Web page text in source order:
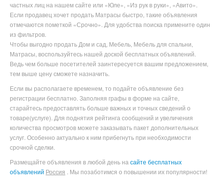
частных лиц на нашем сайте или «Юле», «Из рук в руки», «Авито».
Если продавец хочет продать Матрасы быстро, такие объявления
отмечаются пометкой «Срочно». Для удобства поиска примените один
из фильтров.
Чтобы выгодно продать Дом и сад, Мебель, Мебель для спальни,
Матрасы , воспользуйтесь нашей доской бесплатных объявлений.
Ведь чем больше посетителей заинтересуется вашим предложением,
тем выше цену сможете назначить.
Если вы располагаете временем, то подайте объявление без
регистрации бесплатно. Заполняя графы в форме на сайте,
старайтесь предоставлять больше важных и точных сведений о
товаре(услуге). Для поднятия рейтинга сообщений и увеличения
количества просмотров можете заказывать пакет дополнительных
услуг. Особенно актуально к ним прибегнуть при необходимости
срочной сделки.
Размещайте объявления в любой день на сайте бесплатных
объявлений Россия . Мы позаботимся о повышении их популярности!